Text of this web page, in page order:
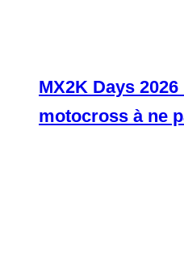
MX2K Days
motocross à ne